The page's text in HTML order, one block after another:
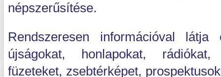
népszerűsítése.
Rendszeresen információval
újságokat, honlapokat, rádiókat,
füzeteket, zsebtérképet,